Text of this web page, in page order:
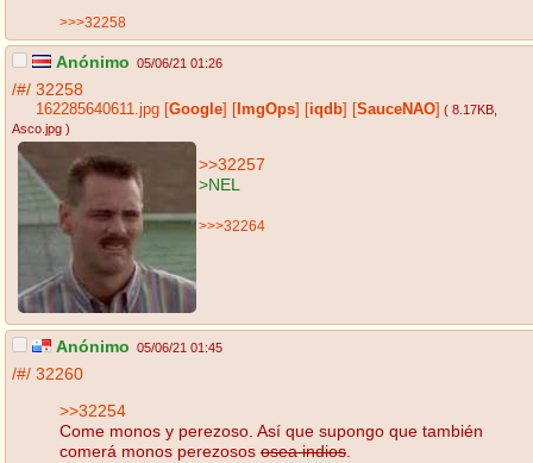
>>>32258
Anónimo 05/06/21 01:26
/#/ 32258
162285640611.jpg Google ImgOps iqdb SauceNAO ( 8.17KB,
Asco.jpg )
>>32257
>NEL
>>>32264
Anónimo 05/06/21 01:45
/#/ 32260
>>32254
Come monos y perezoso. Así que supongo que también
comerá monos perezosos osea indios.